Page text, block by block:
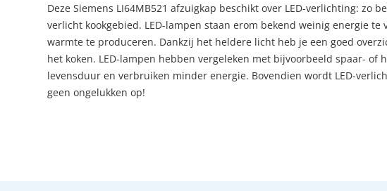
Deze Siemens LI64MB521 afzuigkap beschikt over LED-verlichting: zo
verlicht kookgebied. LED-lampen staan erom bekend weinig energie te
warmte te produceren. Dankzij het heldere licht heb je een goed
het koken. LED-lampen hebben vergeleken met bijvoorbeeld spaar- of
levensduur en verbruiken minder energie. Bovendien wordt LED-
geen ongelukken op!